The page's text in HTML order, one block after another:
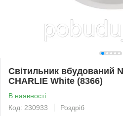
Світильник вбудований
CHARLIE White (8366)
В наявності
Код: 230933
Роздріб